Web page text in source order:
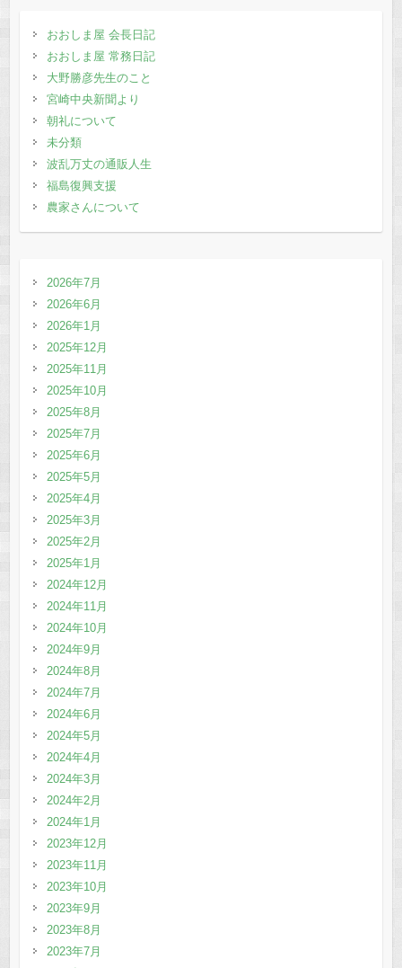
o
k
n
おおしま屋 会長日記
おおしま屋 常務日記
大野勝彦先生のこと
宮崎中央新聞より
朝礼について
未分類
波乱万丈の通販人生
福島復興支援
農家さんについて
2026年7月
2026年6月
2026年1月
2025年12月
2025年11月
2025年10月
2025年8月
2025年7月
2025年6月
2025年5月
2025年4月
2025年3月
2025年2月
2025年1月
2024年12月
2024年11月
2024年10月
2024年9月
2024年8月
2024年7月
2024年6月
2024年5月
2024年4月
2024年3月
2024年2月
2024年1月
2023年12月
2023年11月
2023年10月
2023年9月
2023年8月
2023年7月